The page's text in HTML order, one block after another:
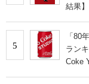
結果】
5
「80
ラン
Coke